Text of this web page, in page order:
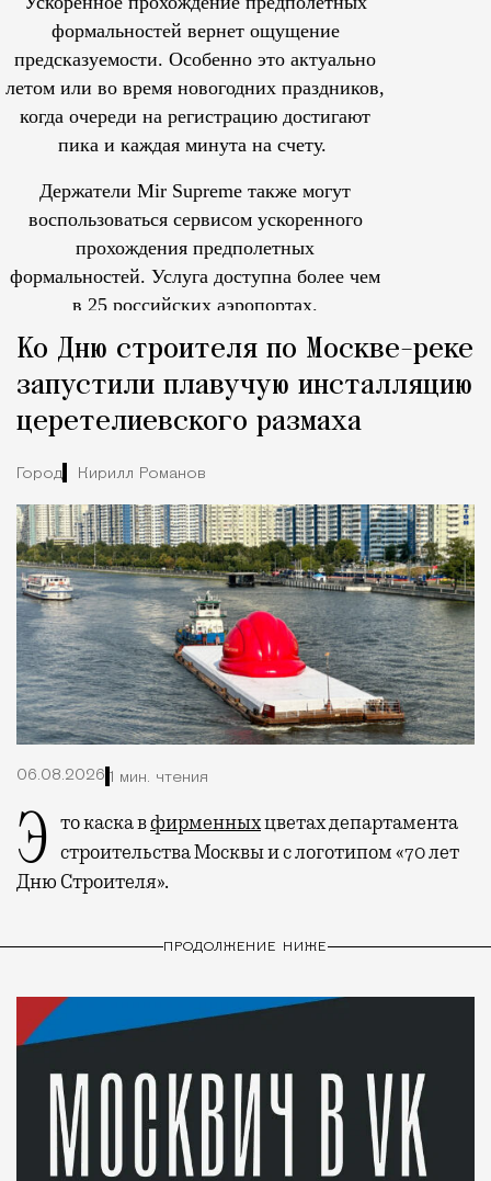
формальностей вернет ощущение
предсказуемости. Особенно это актуально
летом или во время новогодних праздников,
когда очереди на регистрацию достигают
пика и каждая минута на счету.
Держатели Mir Supreme также могут
воспользоваться сервисом ускоренного
прохождения предполетных
формальностей. Услуга доступна более чем
в 25 российских аэропортах.
Ко Дню строителя по Москве-реке
запустили плавучую инсталляцию
церетелиевского размаха
Город Кирилл Романов
06.08.2026 1 мин. чтения
Это каска вфирменныхцветах департамента
строительства Москвы и с логотипом «70 лет
Дню Строителя».
ПРОДОЛЖЕНИЕ НИЖЕ